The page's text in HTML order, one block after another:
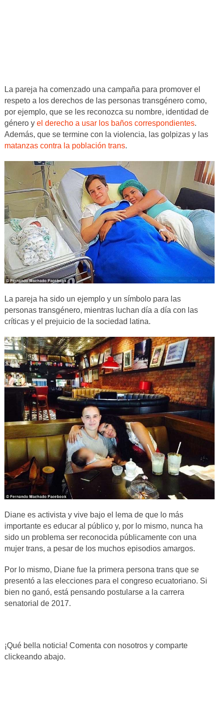
La pareja ha comenzado una campaña para promover el
respeto a los derechos de las personas transgénero como,
por ejemplo, que se les reconozca su nombre, identidad de
género y el derecho a usar los baños correspondientes.
Además, que se termine con la violencia, las golpizas y las
matanzas contra la población trans.
La pareja ha sido un ejemplo y un símbolo para las
personas transgénero, mientras luchan día a día con las
críticas y el prejuicio de la sociedad latina.
Diane es activista y vive bajo el lema de que lo más
importante es educar al público y, por lo mismo, nunca ha
sido un problema ser reconocida públicamente con una
mujer trans, a pesar de los muchos episodios amargos.
Por lo mismo, Diane fue la primera persona trans que se
presentó a las elecciones para el congreso ecuatoriano. Si
bien no ganó, está pensando postularse a la carrera
senatorial de 2017.
¡Qué bella noticia! Comenta con nosotros y comparte
clickeando abajo.